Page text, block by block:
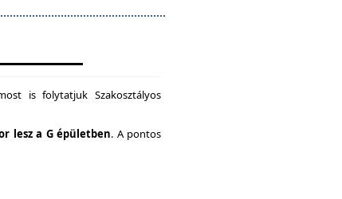
is folytatjuk Szakosztályos
lesz a G épületben. A pontos